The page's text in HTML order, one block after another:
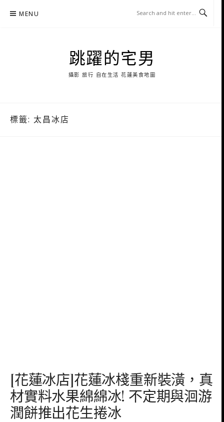
MENU
跳躍的宅男
攝影 旅行 自在生活 花蓮美食地圖
標籤: 太昌冰店
[花蓮冰店]花蓮冰棧重新裝潢，真
材實料水果綿綿冰! 不定期與洄游
潤餅推出花生捲冰